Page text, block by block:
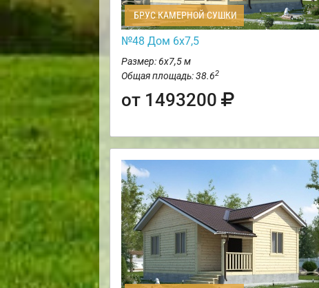
БРУС КАМЕРНОЙ СУШКИ
№48 Дом 6х7,5
Размер: 6х7,5 м
Общая площадь: 38.62
от 1493200